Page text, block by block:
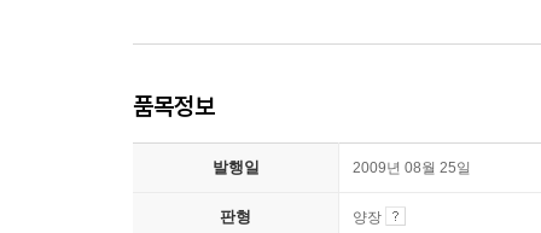
품목정보
발행일 2009년 08월 25일
판형 양장